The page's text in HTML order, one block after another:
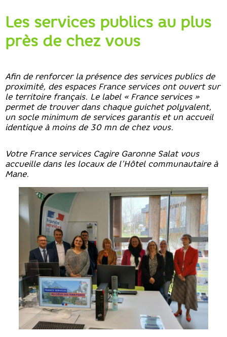
Les services publics au plus
près de chez vous
Afin de renforcer la présence des services publics de
proximité, des espaces France services ont ouvert sur
le territoire français. Le label « France services »
permet de trouver dans chaque guichet polyvalent,
un socle minimum de services garantis et un accueil
identique à moins de 30 mn de chez vous.
Votre France services Cagire Garonne Salat vous
accueille dans les locaux de l’Hôtel communautaire à
Mane.